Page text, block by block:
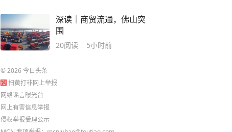
深读｜商贸流通，佛山突
围
20阅读 5小时前
©2026今日头条
扫黄打非网上举报
网络谣言曝光台
网上有害信息举报
侵权举报受理公示